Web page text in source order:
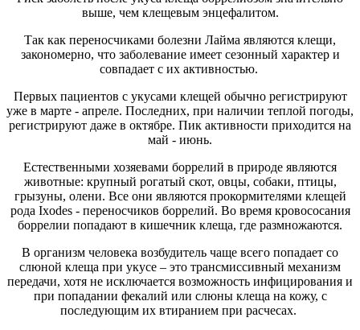
выше, чем клещевым энцефалитом.
Так как переносчиками болезни Лайма являются клещи,
закономерно, что заболевание имеет сезонный характер и
совпадает с их активностью.
Первых пациентов с укусами клещей обычно регистрируют
уже в марте - апреле. Последних, при наличии теплой погоды,
регистрируют даже в октябре. Пик активности приходится на
май - июнь.
Естественными хозяевами боррелий в природе являются
животные: крупный рогатый скот, овцы, собаки, птицы,
грызуны, олени. Все они являются прокормителями клещей
рода Ixodes - переносчиков боррелий. Во время кровососания
боррелии попадают в кишечник клеща, где размножаются.
В организм человека возбудитель чаще всего попадает со
слюной клеща при укусе – это трансмиссивный механизм
передачи, хотя не исключается возможность инфицирования и
при попадании фекалий или слюны клеща на кожу, с
последующим их втиранием при расчесах.